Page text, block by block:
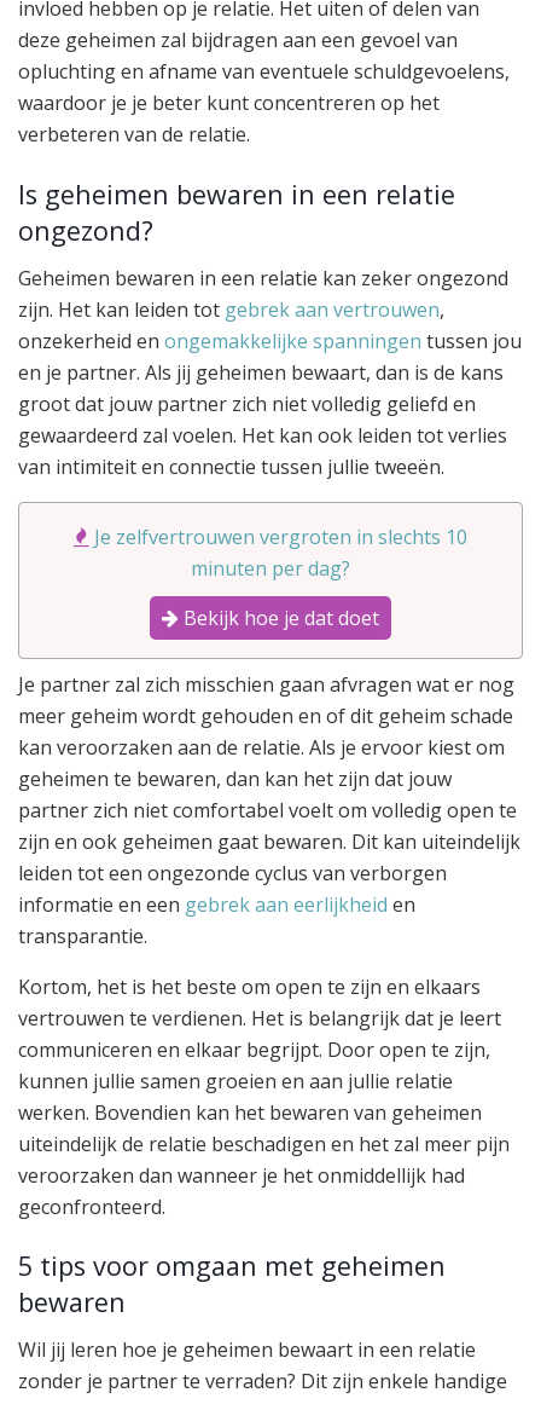
invloed hebben op je relatie. Het uiten of delen van
deze geheimen zal bijdragen aan een gevoel van
opluchting en afname van eventuele schuldgevoelens,
waardoor je je beter kunt concentreren op het
verbeteren van de relatie.
Is geheimen bewaren in een relatie
ongezond?
Geheimen bewaren in een relatie kan zeker ongezond
zijn. Het kan leiden tot gebrek aan vertrouwen,
onzekerheid en ongemakkelijke spanningen tussen jou
en je partner. Als jij geheimen bewaart, dan is de kans
groot dat jouw partner zich niet volledig geliefd en
gewaardeerd zal voelen. Het kan ook leiden tot verlies
van intimiteit en connectie tussen jullie tweeën.
Je zelfvertrouwen vergroten in slechts 10
minuten per dag?
Bekijk hoe je dat doet
Je partner zal zich misschien gaan afvragen wat er nog
meer geheim wordt gehouden en of dit geheim schade
kan veroorzaken aan de relatie. Als je ervoor kiest om
geheimen te bewaren, dan kan het zijn dat jouw
partner zich niet comfortabel voelt om volledig open te
zijn en ook geheimen gaat bewaren. Dit kan uiteindelijk
leiden tot een ongezonde cyclus van verborgen
informatie en een gebrek aan eerlijkheid en
transparantie.
Kortom, het is het beste om open te zijn en elkaars
vertrouwen te verdienen. Het is belangrijk dat je leert
communiceren en elkaar begrijpt. Door open te zijn,
kunnen jullie samen groeien en aan jullie relatie
werken. Bovendien kan het bewaren van geheimen
uiteindelijk de relatie beschadigen en het zal meer pijn
veroorzaken dan wanneer je het onmiddellijk had
geconfronteerd.
5 tips voor omgaan met geheimen
bewaren
Wil jij leren hoe je geheimen bewaart in een relatie
zonder je partner te verraden? Dit zijn enkele handige